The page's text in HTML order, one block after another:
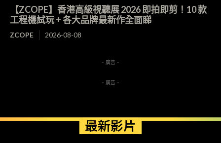
【ZCOPE】香港高級視聽展 2026 即拍即剪！10 款
工程機試玩 + 各大品牌最新作全面睇
ZCOPE 2026-08-08
- 廣告 -
- 廣告 -
最新影片